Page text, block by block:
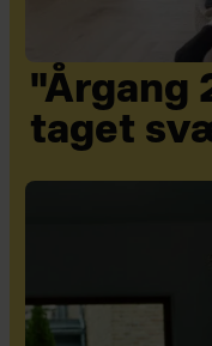
"Årgang
taget